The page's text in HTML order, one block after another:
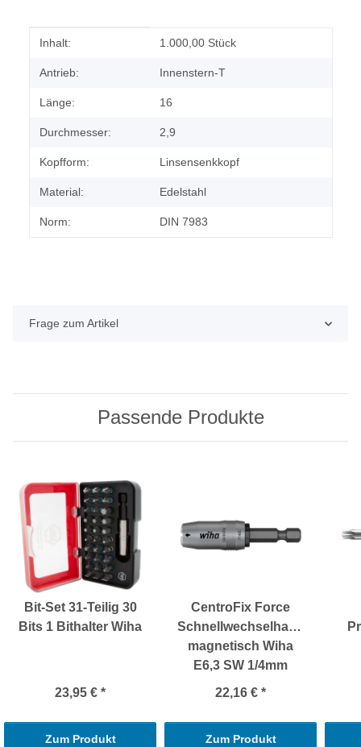
Produkteigenschaft
Wert
Inhalt: 1.000,00 Stück
Antrieb: Innenstern-T
Länge: 16
Durchmesser: 2,9
Kopfform: Linsensenkkopf
Material: Edelstahl
Norm: DIN 7983
Frage zum Artikel
Passende Produkte
Bit-Set 31-Teilig 30
Bits 1 Bithalter Wiha
23,95 € *
Zum Produkt
CentroFix Force
Schnellwechselhalter
magnetisch Wiha
E6,3 SW 1/4mm
22,16 € *
Zum Produkt